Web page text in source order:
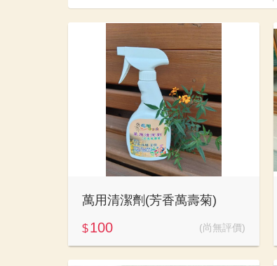
萬用清潔劑(芳香萬壽菊)
$100 (尚無評價)